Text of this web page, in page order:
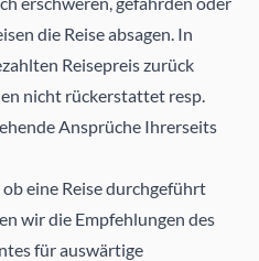
die Reise absagen. In
Reisepreis zurück
nicht rückerstattet resp.
Ansprüche Ihrerseits
eine Reise durchgeführt
wir die Empfehlungen des
für auswärtige